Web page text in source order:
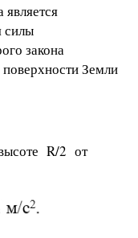
силы
закона
Земли
R/2 от